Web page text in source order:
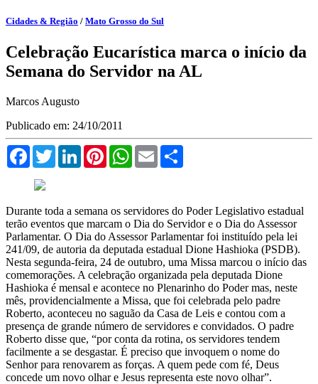
Cidades & Região / Mato Grosso do Sul
Celebração Eucarística marca o início da
Semana do Servidor na AL
Marcos Augusto
Publicado em: 24/10/2011
FacebookTwitterLinkedInPinterestWhatsApp
Email
Durante toda a semana os servidores do Poder Legislativo estadual
terão eventos que marcam o Dia do Servidor e o Dia do Assessor
Parlamentar. O Dia do Assessor Parlamentar foi instituído pela lei
241/09, de autoria da deputada estadual Dione Hashioka (PSDB).
Nesta segunda-feira, 24 de outubro, uma Missa marcou o início das
comemorações. A celebração organizada pela deputada Dione
Hashioka é mensal e acontece no Plenarinho do Poder mas, neste
mês, providencialmente a Missa, que foi celebrada pelo padre
Roberto, aconteceu no saguão da Casa de Leis e contou com a
presença de grande número de servidores e convidados. O padre
Roberto disse que, “por conta da rotina, os servidores tendem
facilmente a se desgastar. É preciso que invoquem o nome do
Senhor para renovarem as forças. A quem pede com fé, Deus
concede um novo olhar e Jesus representa este novo olhar”.